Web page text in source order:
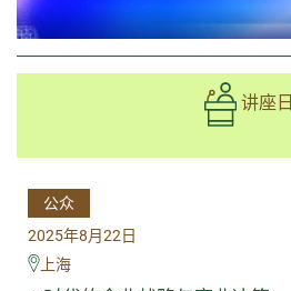
讲座日
公众
2025年8月22日
上海